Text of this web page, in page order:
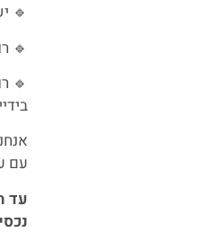
🔹 יש
🔹
🔹
עם
עד